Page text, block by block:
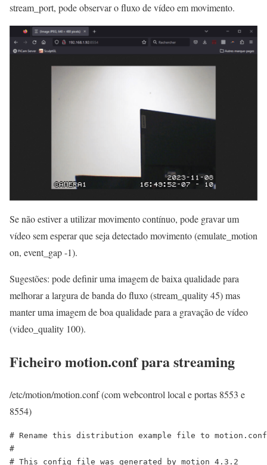
stream_port, pode observar o fluxo de vídeo em movimento.
Se não estiver a utilizar movimento contínuo, pode gravar um
vídeo sem esperar que seja detectado movimento (emulate_motion
on, event_gap -1).
Sugestões: pode definir uma imagem de baixa qualidade para
melhorar a largura de banda do fluxo (stream_quality 45) mas
manter uma imagem de boa qualidade para a gravação de vídeo
(video_quality 100).
Ficheiro motion.conf para streaming
/etc/motion/motion.conf (com webcontrol local e portas 8553 e
8554)
# Rename this distribution example file to motion.conf
#
# This config file was generated by motion 4.3.2